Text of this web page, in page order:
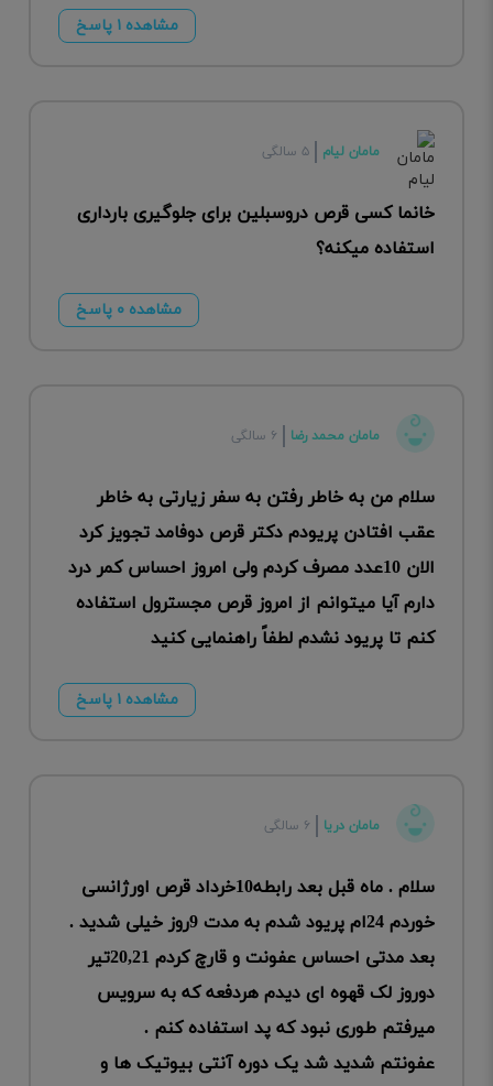
مشاهده ۱ پاسخ
مامان لیام ۵ سالگی
خانما کسی قرص دروسبلین برای جلوگیری بارداری
استفاده میکنه؟
مشاهده ۰ پاسخ
مامان محمد رضا ۶ سالگی
سلام من به خاطر رفتن به سفر زیارتی به خاطر
عقب افتادن پریودم دکتر قرص دوفامد تجویز کرد
الان 10عدد مصرف کردم ولی امروز احساس کمر درد
دارم آیا میتوانم از امروز قرص مجسترول استفاده
کنم تا پریود نشدم لطفاً راهنمایی کنید
مشاهده ۱ پاسخ
مامان دریا ۶ سالگی
سلام . ماه قبل بعد رابطه10خرداد قرص اورژانسی
خوردم 24ام پریود شدم به مدت 9روز خیلی شدید .
بعد مدتی احساس عفونت و قارچ کردم 20,21تیر
دوروز لک قهوه ای دیدم هردفعه که به سرویس
میرفتم طوری نبود که پد استفاده کنم .
عفونتم شدید شد یک دوره آنتی بیوتیک ها و